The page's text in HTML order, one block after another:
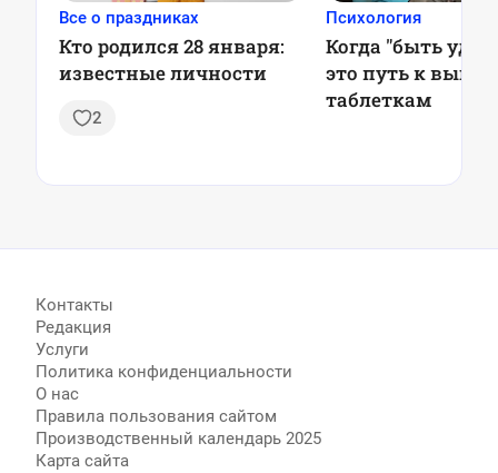
Все о праздниках
Кто родился 28 января:
известные личности
2
Психология
Когда "быть
это путь к
таблеткам
Контакты
Редакция
Услуги
Политика конфиденциальности
О нас
Правила пользования сайтом
Производственный календарь 2025
Карта сайта